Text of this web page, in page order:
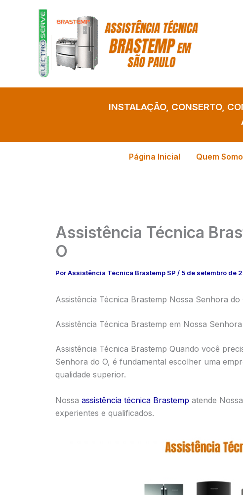
INSTALAÇÃO, CONSERTO,
Página Inicial Quem
Assistência Técnica
O
PorAssistência Técnica Brastemp SP / 5 de setembro de
Assistência Técnica Brastemp Nossa Senhora
Assistência Técnica Brastemp em Nossa
Assistência Técnica Brastemp Quando você
Senhora do O, é fundamental escolher uma
qualidade superior.
Nossa assistência técnica Brastemp atende
experientes e qualificados.